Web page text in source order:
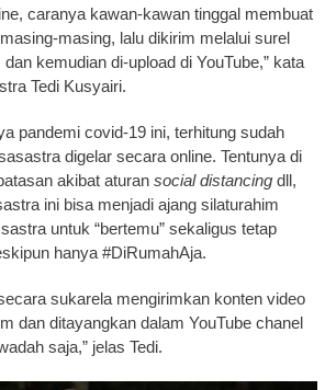
caranya kawan-kawan tinggal membuat
masing, lalu dikirim melalui surel
kemudian di-upload di YouTube,” kata
Tedi Kusyairi.
pandemi covid-19 ini, terhitung sudah
digelar secara online. Tentunya di
akibat aturan social distancingdll,
ini bisa menjadi ajang silaturahim
untuk “bertemu” sekaligus tetap
hanya #DiRumahAja.
sukarela mengirimkan konten video
dan ditayangkan dalam YouTube chanel
saja,” jelas Tedi.